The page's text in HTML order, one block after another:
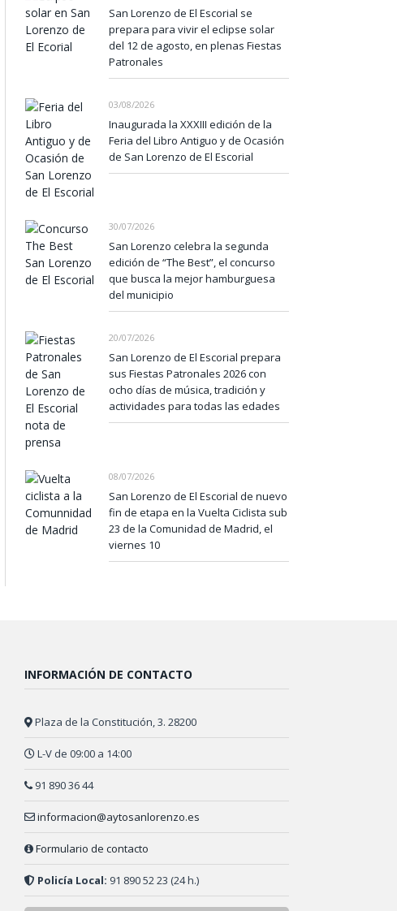
San Lorenzo de El Escorial se
prepara para vivir el eclipse solar
del 12 de agosto, en plenas Fiestas
Patronales
03/08/2026
Inaugurada la XXXIII edición de la
Feria del Libro Antiguo y de Ocasión
de San Lorenzo de El Escorial
30/07/2026
San Lorenzo celebra la segunda
edición de “The Best”, el concurso
que busca la mejor hamburguesa
del municipio
20/07/2026
San Lorenzo de El Escorial prepara
sus Fiestas Patronales 2026 con
ocho días de música, tradición y
actividades para todas las edades
08/07/2026
San Lorenzo de El Escorial de nuevo
fin de etapa en la Vuelta Ciclista sub
23 de la Comunidad de Madrid, el
viernes 10
INFORMACIÓN DE CONTACTO
Plaza de la Constitución, 3. 28200
L-V de 09:00 a 14:00
91 890 36 44
informacion@aytosanlorenzo.es
Formulario de contacto
Policía Local: 91 890 52 23 (24 h.)